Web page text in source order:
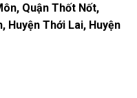
Quận Thốt Nốt,
Huyện Thới Lai, Huyện